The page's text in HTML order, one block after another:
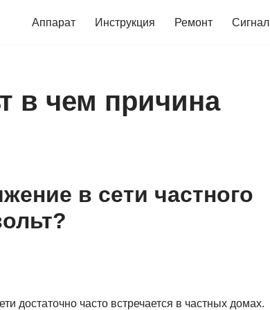
Аппарат Инструкция Ремонт Сигнал
в чем причина
в сети частного
достаточно часто встречается в частных домах.